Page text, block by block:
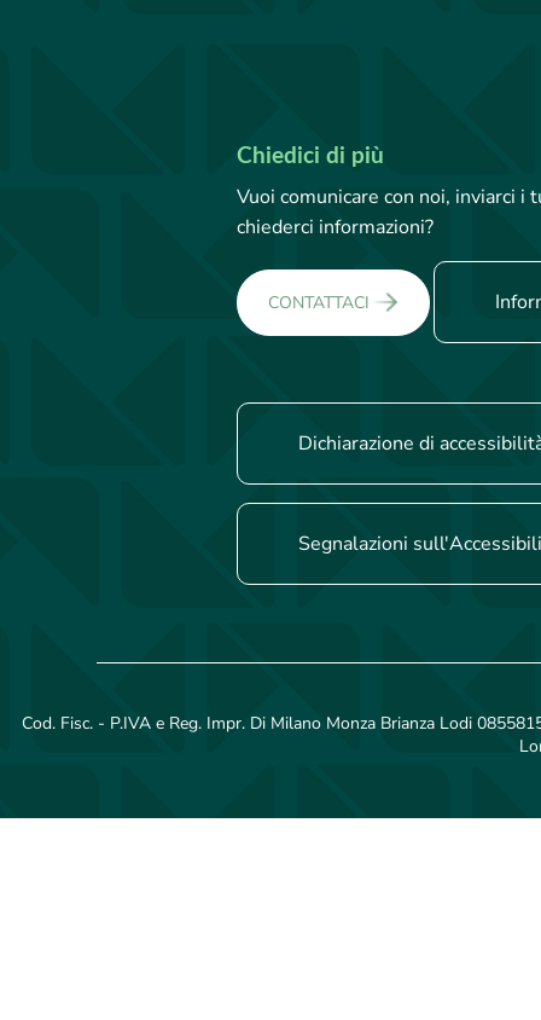
Chiedici di più
Vuoi comunicare con noi, inviarci
chiederci informazioni?
CONTATTACI
Dichiarazione di
Segnalazioni
Cod. Fisc. - P.IVA e Reg. Impr. Di Milano Monza Brianza Lodi